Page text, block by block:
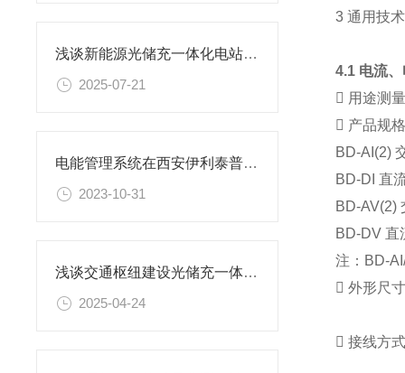
浅谈新能源光储充一体化电站建设方案
2025-07-21
电能管理系统在西安伊利泰普克饮品有限公司的应用
2023-10-31
浅谈交通枢纽建设光储充一体化的可行性的应用
2025-04-24
3 通用技
4.1 电流
 用途测
 产品规
BD-AI(2)
BD-DI 直
BD-AV(2)
BD-DV 直
注： BD-
外形尺
接线方